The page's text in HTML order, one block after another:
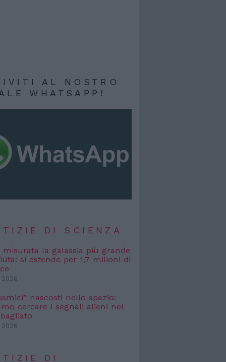
AL NOSTRO
WHATSAPP!
DI SCIENZA
misurata la galassia più grande
si estende per 1,7 milioni di
nascosti nello spazio:
cercare i segnali alieni nel
DI